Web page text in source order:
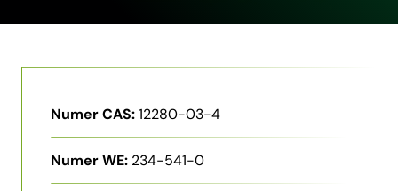
Numer CAS:12280-03-4
Numer WE: 234-541-0